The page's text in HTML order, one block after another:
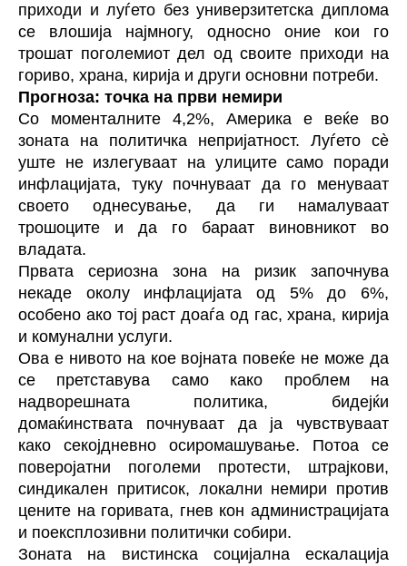
приходи и луѓето без универзитетска диплома
се влошија најмногу, односно оние кои го
трошат поголемиот дел од своите приходи на
гориво, храна, кирија и други основни потреби.
Прогноза: точка на први немири
Со моменталните 4,2%, Америка е веќе во
зоната на политичка непријатност. Луѓето сè
уште не излегуваат на улиците само поради
инфлацијата, туку почнуваат да го менуваат
своето однесување, да ги намалуваат
трошоците и да го бараат виновникот во
владата.
Првата сериозна зона на ризик започнува
некаде околу инфлацијата од 5% до 6%,
особено ако тој раст доаѓа од гас, храна, кирија
и комунални услуги.
Ова е нивото на кое војната повеќе не може да
се претставува само како проблем на
надворешната политика, бидејќи
домаќинствата почнуваат да ја чувствуваат
како секојдневно осиромашување. Потоа се
поверојатни поголеми протести, штрајкови,
синдикален притисок, локални немири против
цените на горивата, гнев кон администрацијата
и поексплозивни политички собири.
Зоната на вистинска социјална ескалација